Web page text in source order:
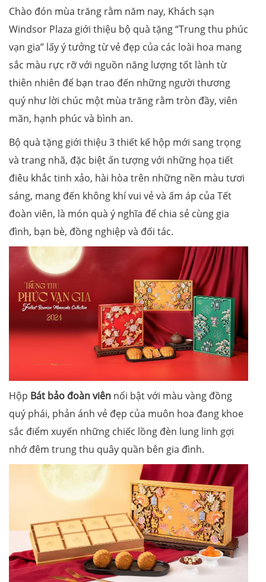
Chào đón mùa trăng rằm năm nay, Khách sạn
Windsor Plaza giới thiệu bộ quà tặng “Trung thu phúc
vạn gia” lấy ý tưởng từ vẻ đẹp của các loài hoa mang
sắc màu rực rỡ với nguồn năng lượng tốt lành từ
thiên nhiên để bạn trao đến những người thương
quý như lời chúc một mùa trăng rằm tròn đầy, viên
mãn, hạnh phúc và bình an.
Bộ quà tặng giới thiệu 3 thiết kế hộp mới sang trọng
và trang nhã, đặc biệt ấn tượng với những họa tiết
điêu khắc tinh xảo, hài hòa trên những nền màu tươi
sáng, mang đến không khí vui vẻ và ấm áp của Tết
đoàn viên, là món quà ý nghĩa để chia sẻ cùng gia
đình, bạn bè, đồng nghiệp và đối tác.
Hộp Bát bảo đoàn viên nổi bật với màu vàng đồng
quý phái, phản ánh vẻ đẹp của muôn hoa đang khoe
sắc điểm xuyến những chiếc lồng đèn lung linh gợi
nhớ đêm trung thu quây quần bên gia đình.